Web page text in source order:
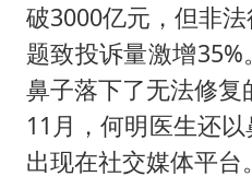
破3000亿元，但非
题致投诉量激增
鼻子落下了无法修复
11月，何明医生还
出现在社交媒体平台。